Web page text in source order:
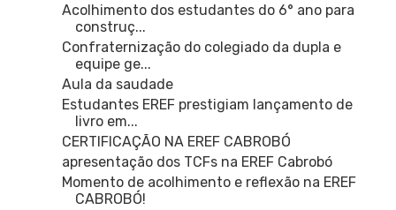
Acolhimento dos estudantes do 6° ano para
construç...
Confraternização do colegiado da dupla e
equipe ge...
Aula da saudade
Estudantes EREF prestigiam lançamento de
livro em...
CERTIFICAÇÃO NA EREF CABROBÓ
apresentação dos TCFs na EREF Cabrobó
Momento de acolhimento e reflexão na EREF
CABROBÓ!